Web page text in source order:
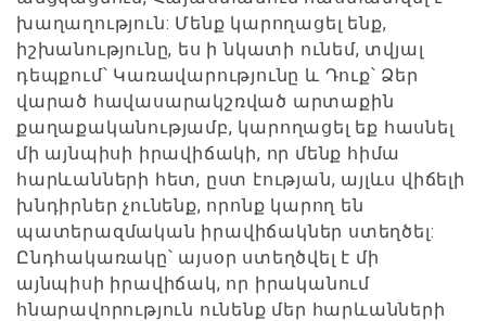
խաղաղություն: Մենք կարողացել ենք,
իշխանությունը, ես ի նկատի ունեմ, տվյալ
դեպքում՝ Կառավարությունը և Դուք՝ Ձեր
վարած հավասարակշռված արտաքին
քաղաքականությամբ, կարողացել եք հասնել
մի այնպիսի իրավիճակի, որ մենք հիմա
հարևանների հետ, ըստ էության, այլևս վիճելի
խնդիրներ չունենք, որոնք կարող են
պատերազմական իրավիճակներ ստեղծել:
Ընդհակառակը՝ այսօր ստեղծվել է մի
այնպիսի իրավիճակ, որ իրականում
հնարավորություն ունենք մեր հարևանների